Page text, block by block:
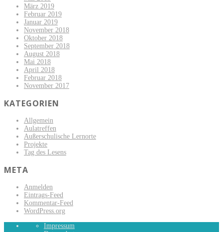
März 2019
Februar 2019
Januar 2019
November 2018
Oktober 2018
September 2018
August 2018
Mai 2018
April 2018
Februar 2018
November 2017
KATEGORIEN
Allgemein
Aulatreffen
Außerschulische Lernorte
Projekte
Tag des Lesens
META
Anmelden
Eintrags-Feed
Kommentar-Feed
WordPress.org
Impressum